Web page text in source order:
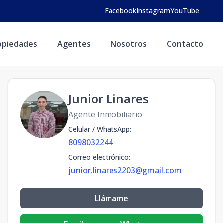
FacebookInstagramYouTube
Agentes Nosotros Contacto
Junior Linares
Agente Inmobiliario
Celular / WhatsApp:
8098032244
Correo electrónico:
junior.linares2203@gmail.com
Llámame